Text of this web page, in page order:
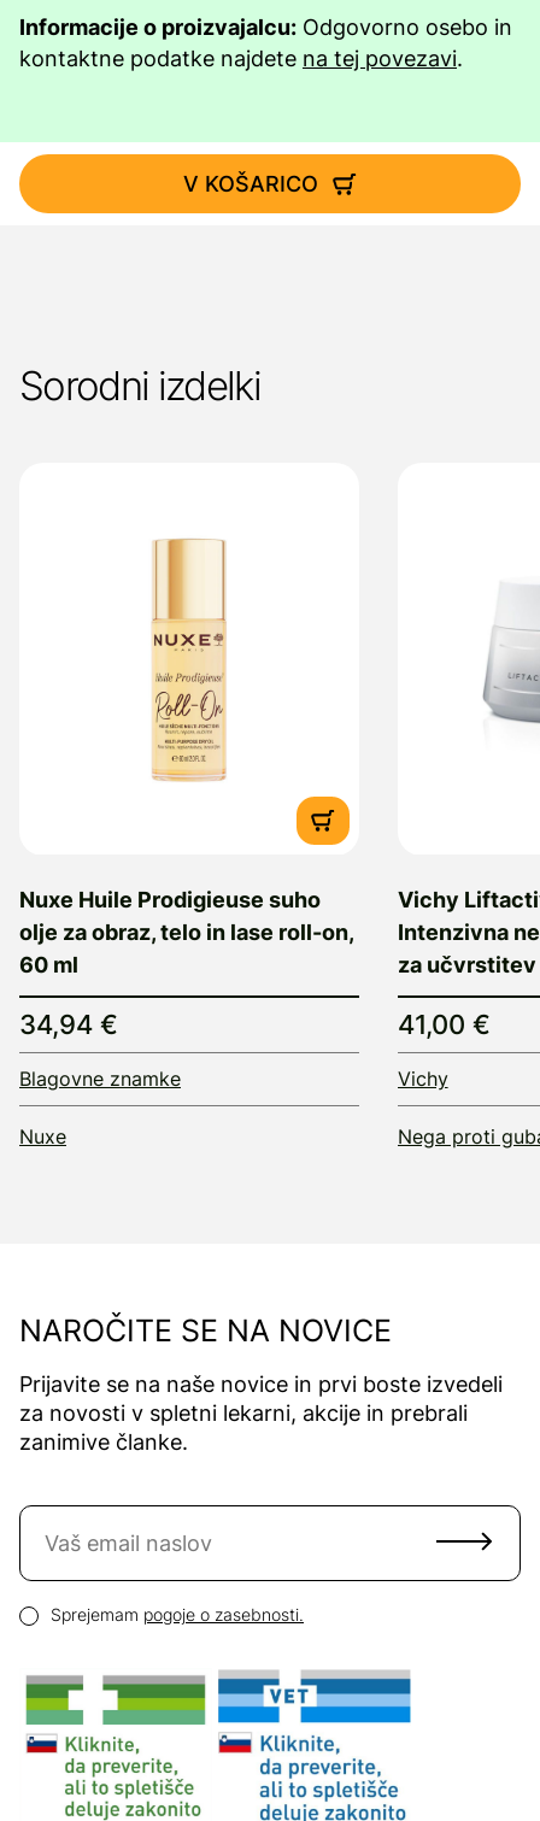
Informacije o proizvajalcu: Odgovorno osebo in
kontaktne podatke najdete na tej povezavi.
V KOŠARICO
Sorodni izdelki
Nuxe Huile Prodigieuse suho
olje za obraz, telo in lase roll-on,
60 ml
34,94 €
Blagovne znamke
Nuxe
Vichy
Intenzivna
za učvrstitev
41,00 €
Vichy
Nega proti
NAROČITE SE NA NOVICE
Prijavite se na naše novice in prvi boste izvedeli
za novosti v spletni lekarni, akcije in prebrali
zanimive članke.
Naročite se na novice
Pogoji zasebnosti
Sprejemam pogoje o zasebnosti.